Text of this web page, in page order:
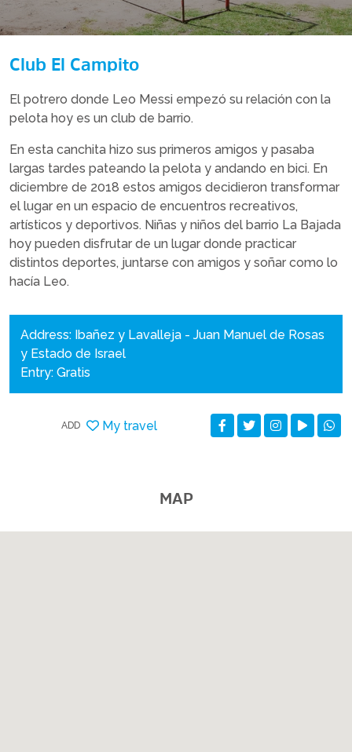
Club El Campito
El potrero donde Leo Messi empezó su relación con la
pelota hoy es un club de barrio.
En esta canchita hizo sus primeros amigos y pasaba
largas tardes pateando la pelota y andando en bici. En
diciembre de 2018 estos amigos decidieron transformar
el lugar en un espacio de encuentros recreativos,
artísticos y deportivos. Niñas y niños del barrio La Bajada
hoy pueden disfrutar de un lugar donde practicar
distintos deportes, juntarse con amigos y soñar como lo
hacía Leo.
Address: Ibañez y Lavalleja - Juan Manuel de Rosas
y Estado de Israel
Entry: Gratis
ADD My travel
MAP